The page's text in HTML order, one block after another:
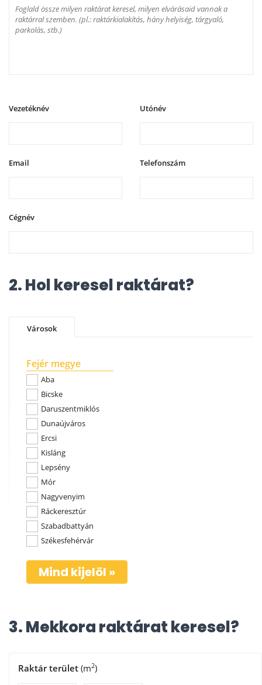
Vezetéknév
Email
Utónév
Telefonszám
Cégnév
2. Hol keresel raktárat?
Városok
Fejér megye
Aba
Bicske
Daruszentmiklós
Dunaújváros
Ercsi
Kisláng
Lepsény
Mór
Nagyvenyim
Ráckeresztúr
Szabadbattyán
Székesfehérvár
Mind kijelöl »
3. Mekkora raktárat keresel?
Raktár terület (m2)